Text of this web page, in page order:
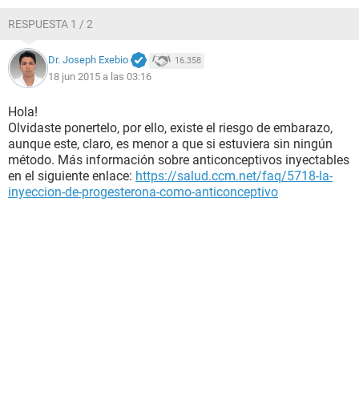
RESPUESTA 1 / 2
Dr. Joseph Exebio 16.358
18 jun 2015 a las 03:16
Hola!
Olvidaste ponertelo, por ello, existe el riesgo de embarazo,
aunque este, claro, es menor a que si estuviera sin ningún
método. Más información sobre anticonceptivos inyectables
en el siguiente enlace: https://salud.ccm.net/faq/5718-la-
inyeccion-de-progesterona-como-anticonceptivo